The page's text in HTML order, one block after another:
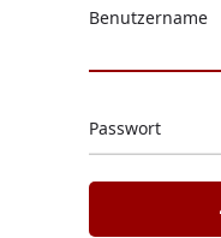
Benutzername
Passwort